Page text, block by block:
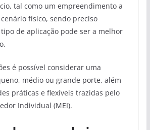
tal como um empreendimento a
físico, sendo preciso
de aplicação pode ser a melhor
é possível considerar uma
médio ou grande porte, além
práticas e flexíveis trazidas pelo
Individual (MEI).